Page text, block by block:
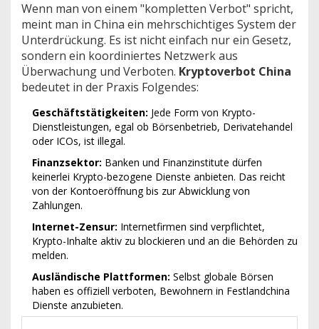
Wenn man von einem "kompletten Verbot" spricht,
meint man in China ein mehrschichtiges System der
Unterdrückung. Es ist nicht einfach nur ein Gesetz,
sondern ein koordiniertes Netzwerk aus
Überwachung und Verboten. Kryptoverbot China
bedeutet in der Praxis Folgendes:
Geschäftstätigkeiten: Jede Form von Krypto-
Dienstleistungen, egal ob Börsenbetrieb, Derivatehandel
oder ICOs, ist illegal.
Finanzsektor: Banken und Finanzinstitute dürfen
keinerlei Krypto-bezogene Dienste anbieten. Das reicht
von der Kontoeröffnung bis zur Abwicklung von
Zahlungen.
Internet-Zensur: Internetfirmen sind verpflichtet,
Krypto-Inhalte aktiv zu blockieren und an die Behörden zu
melden.
Ausländische Plattformen: Selbst globale Börsen
haben es offiziell verboten, Bewohnern in Festlandchina
Dienste anzubieten.